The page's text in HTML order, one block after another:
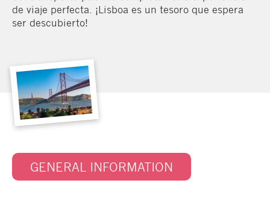
de viaje perfecta. ¡Lisboa es un tesoro que espera
ser descubierto!
GENERAL INFORMATION